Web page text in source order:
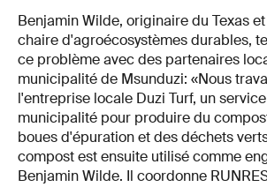
Benjamin Wilde, originaire du Texas
chaire d'agroécosystèmes durables,
ce problème avec des partenaires
municipalité de Msunduzi: «Nous
l'entreprise locale Duzi Turf, un
municipalité pour produire du
boues d'épuration et des déchets
compost est ensuite utilisé comme
Benjamin Wilde. Il coordonne